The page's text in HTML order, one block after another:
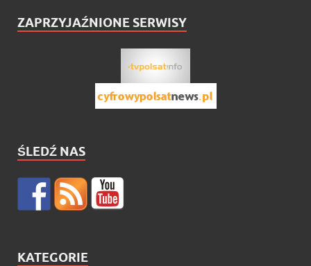
ZAPRZYJAŹNIONE SERWISY
ŚLEDŹ NAS
KATEGORIE